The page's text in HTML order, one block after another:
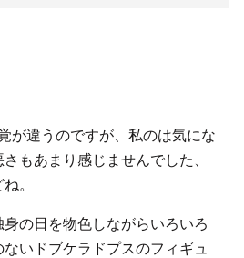
が違うのですが、私のは気にな
もあまり感じませんでした、
。
の日を物色しながらいろいろ
いドブケラドプスのフィギュ